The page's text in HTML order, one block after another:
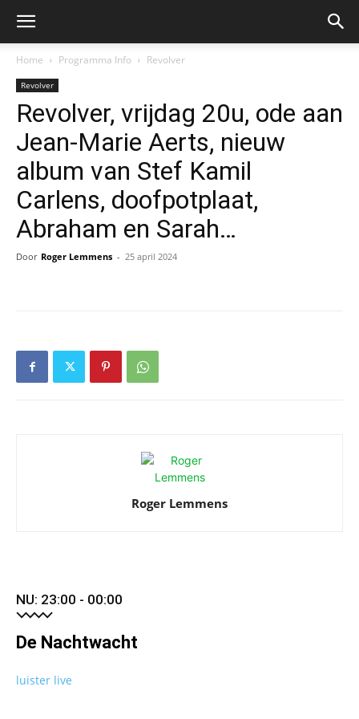
Home Programma Info Revolver
Revolver
Revolver, vrijdag 20u, ode aan
Jean-Marie Aerts, nieuw
album van Stef Kamil
Carlens, doofpotplaat,
Abraham en Sarah…
Door Roger Lemmens - 25 april 2024
Roger Lemmens
NU: 23:00 - 00:00
De Nachtwacht
luister live